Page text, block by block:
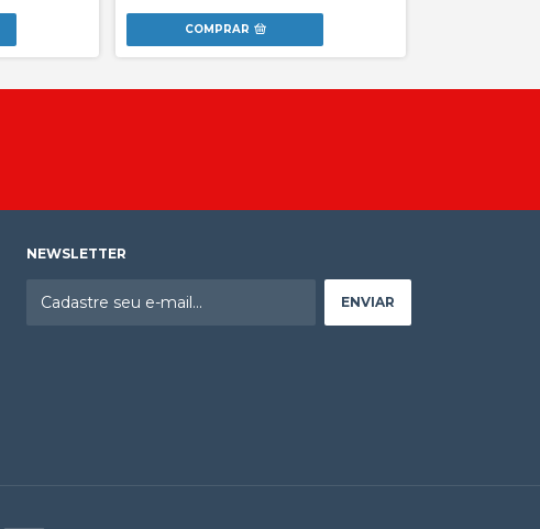
COMPRAR
NEWSLETTER